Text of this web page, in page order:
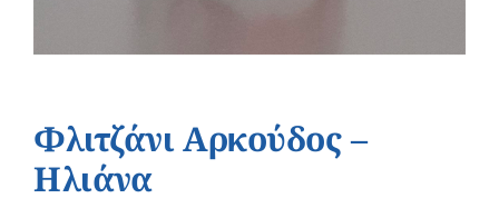
Φλιτζάνι Αρκούδος –
Ηλιάνα